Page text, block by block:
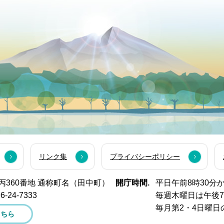
リンク集 プライバシーポリシー
360番地 通称町名（田中町）
24-7333
ら
開庁時間.
平日午前8時30分
毎週木曜日は午後
毎月第2・4日曜日